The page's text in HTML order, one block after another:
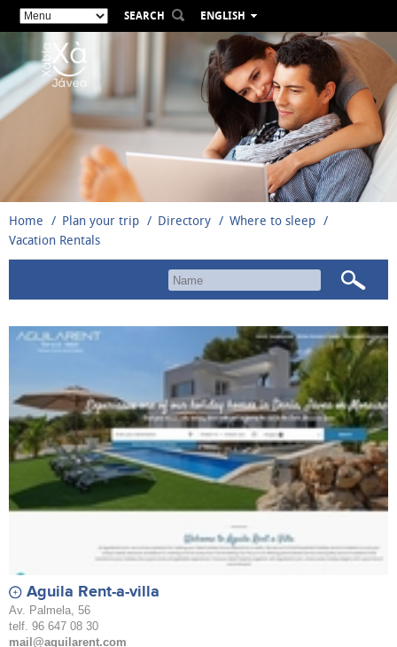
SEARCH
ENGLISH
ESPAÑOL
VALENCIÀ
FRANÇAIS
DEUTSCH
РУССКИЙ
Home Plan your trip Directory
Where to sleep
Vacation Rentals
Aguila Rent-a-villa
Av. Palmela, 56
telf. 96 647 08 30
mail@aguilarent.com